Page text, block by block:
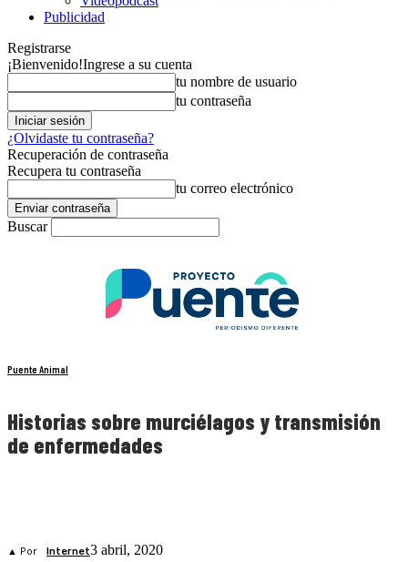
Publicidad
Registrarse
¡Bienvenido!Ingrese a su cuenta
tu nombre de usuario
tu contraseña
¿Olvidaste tu contraseña?
Recuperación de contraseña
Recupera tu contraseña
tu correo electrónico
Buscar
Puente Animal
Historias sobre murciélagos y transmisión
de enfermedades
▲ Por Internet3 abril, 2020